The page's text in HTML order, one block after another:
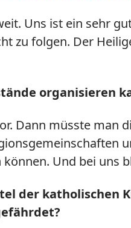
Uns ist ein sehr
zu folgen. Der
organisieren
Dann müsste man
Und bei uns
der katholischen